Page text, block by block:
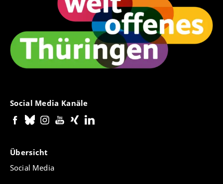
Language Sciences (ICHOLS III), Princeton,
August 19-23, 1984, Amsterdam/Philadelphia
1987, S. 665-676.
"Zur Notwendigkeit lexikalischer Lücken", in A.
Burckhardt und K.-H. Körner (eds.), Pragmantax.
Akten des 20. Linguistischen Kolloquiums,
and-Binding' Theory", in W. Kühlwein und B.
Spillner (eds.), Sprache und Individuum.
Kongreßbeiträge der 17. Jahrestagung der
Tübingen 1988, S. 127-128.
Structural and/or 'Definitional' Semantics", in W.
Social Media Kanäle
Übersicht
Social Media